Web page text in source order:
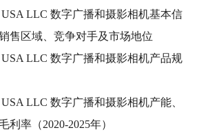
USA LLC 数字广播和摄影相机基本信
售区域、竞争对手及市场地位
USA LLC 数字广播和摄影相机产品规
USA LLC 数字广播和摄影相机产能、
利率（2020-2025年）